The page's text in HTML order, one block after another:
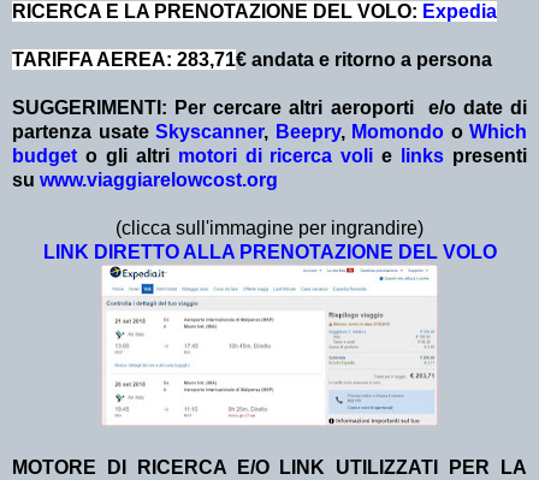
RICERCA E LA PRENOTAZIONE DEL VOLO: Expedia
TARIFFA AEREA: 283,71€ andata e ritorno a persona
SUGGERIMENTI: Per cercare altri aeroporti e/o date di
partenza usate Skyscanner, Beepry, Momondo o Which
budget o gli altri motori di ricerca voli e links presenti
su www.viaggiarelowcost.org
(clicca sull'immagine per ingrandire)
LINK DIRETTO ALLA PRENOTAZIONE DEL VOLO
MOTORE DI RICERCA E/O LINK UTILIZZATI PER LA